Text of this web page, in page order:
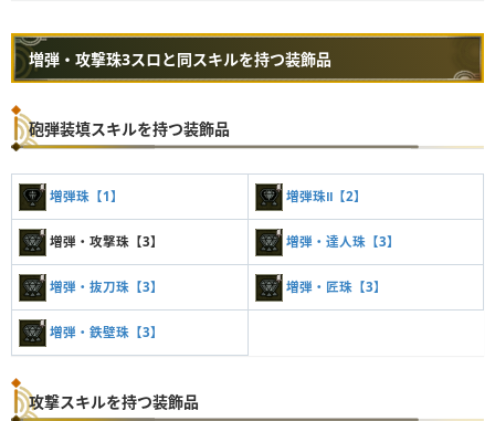
増弾・攻撃珠3スロと同スキルを持つ装飾品
砲弾装填スキルを持つ装飾品
増弾珠【1】 増弾珠Ⅱ【2】
増弾・攻撃珠【3】 増弾・達人珠【3】
増弾・抜刀珠【3】 増弾・匠珠【3】
増弾・鉄壁珠【3】
攻撃スキルを持つ装飾品